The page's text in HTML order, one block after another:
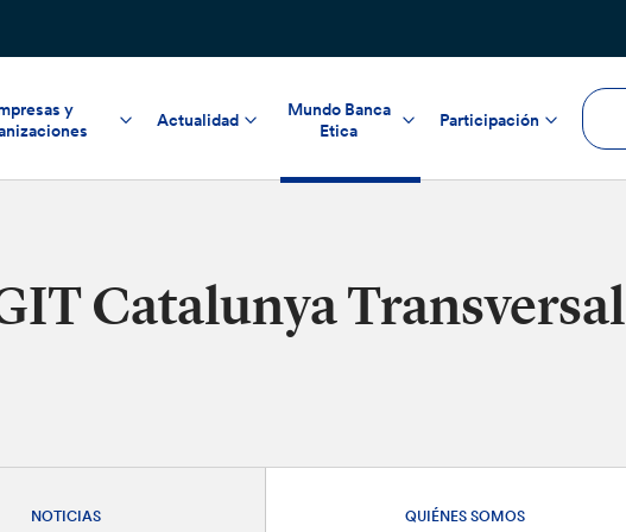
y
Actualidad
Mundo Banca
Etica
Participación
Catalunya Transversal
NOTICIAS QUIÉNES SOMOS